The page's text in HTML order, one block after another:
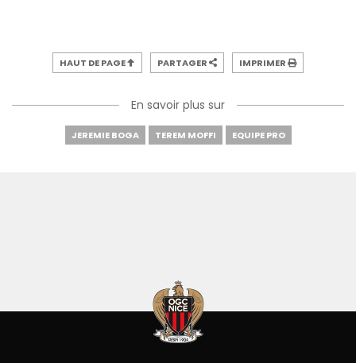
HAUT DE PAGE PARTAGER IMPRIMER
En savoir plus sur
JEREMIE BOGA TEREM MOFFI EQUIPE PRO